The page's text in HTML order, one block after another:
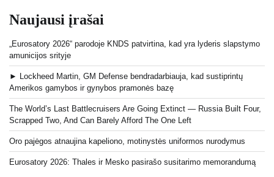
Naujausi įrašai
„Eurosatory 2026“ parodoje KNDS patvirtina, kad yra lyderis slapstymo
amunicijos srityje
► Lockheed Martin, GM Defense bendradarbiauja, kad sustiprintų
Amerikos gamybos ir gynybos pramonės bazę
The World’s Last Battlecruisers Are Going Extinct — Russia Built Four,
Scrapped Two, And Can Barely Afford The One Left
Oro pajėgos atnaujina kapeliono, motinystės uniformos nurodymus
Eurosatory 2026: Thales ir Mesko pasirašo susitarimo memorandumą